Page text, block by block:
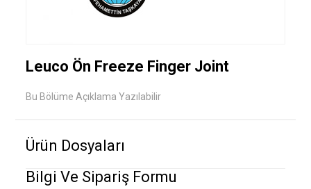
Leuco Ön Freeze Finger Joint
Bu Bölüme Açıklama Yazılabilir
Ürün Dosyaları
Bilgi Ve Sipariş Formu